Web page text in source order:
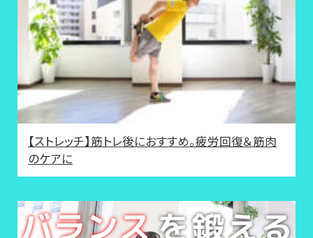
【ストレッチ】筋トレ後におすすめ。疲労回復＆筋肉
のケアに